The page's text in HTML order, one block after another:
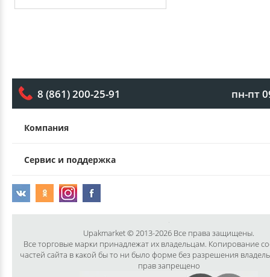
8 (861) 200-25-91 пн-пт
Компания
Сервис и поддержка
Upakmarket © 2013-2026 Все права защищены.
Все торговые марки принадлежат их владельцам. Копирование
частей сайта в какой бы то ни было форме без разрешения
прав запрещено